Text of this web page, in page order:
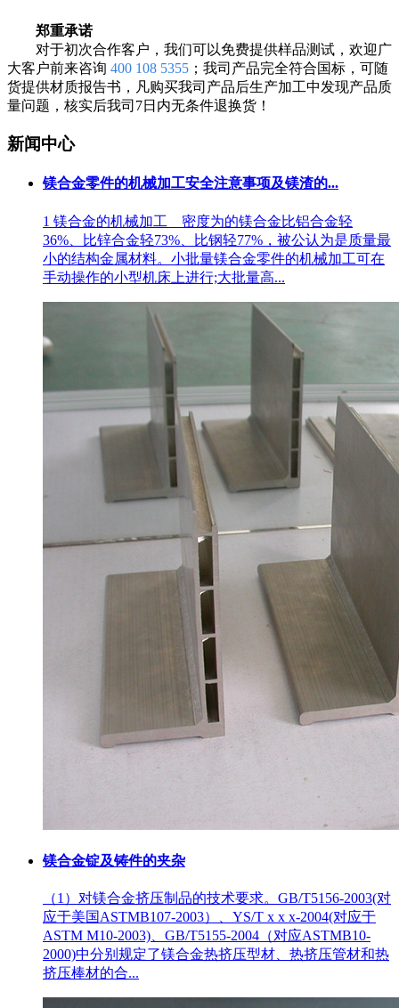
郑重承诺
对于初次合作客户，我们可以免费提供样品测试，欢迎广
大客户前来咨询 400 108 5355 ；我司产品完全符合国标，可随
货提供材质报告书，凡购买我司产品后生产加工中发现产品质
量问题，核实后我司7日内无条件退换货！
新闻中心
镁合金零件的机械加工安全注意事项及镁渣的...
1 镁合金的机械加工 密度为的镁合金比铝合金轻
36%、比锌合金轻73%、比钢轻77%，被公认为是质量最
小的结构金属材料。小批量镁合金零件的机械加工可在
手动操作的小型机床上进行;大批量高...
镁合金锭及铸件的夹杂
（1）对镁合金挤压制品的技术要求。GB/T5156-2003(对
应于美国ASTMB107-2003）、YS/T x x x-2004(对应于
ASTM M10-2003)、GB/T5155-2004（对应ASTMB10-
2000)中分别规定了镁合金热挤压型材、热挤压管材和热
挤压棒材的合...